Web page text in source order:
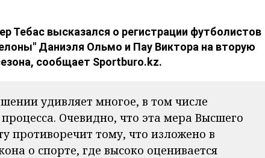
Тебас высказался о регистрации футболистов
Даниэля Ольмо и Пау Виктора на вторую
сообщает Sportburo.kz.
удивляет многое, в том числе
Очевидно, что эта мера Высшего
противоречит тому, что изложено в
о спорте, где высоко оценивается